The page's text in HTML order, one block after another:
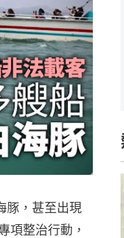
豚，甚至出現
項整治行動，